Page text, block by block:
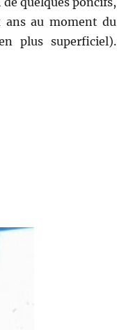
ans au moment du
plus superficiel).